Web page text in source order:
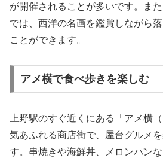
が開催されることが多いです。ま
では、西洋の名画を鑑賞しながら
ことができます。
アメ横で食べ歩きを楽しむ
上野駅のすぐ近くにある「アメ横
気あふれる商店街で、屋台グルメ
す。串焼きや海鮮丼、メロンパン